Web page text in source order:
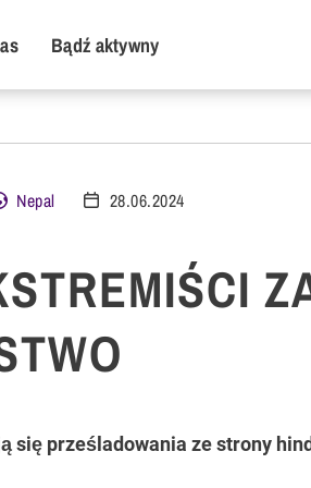
Bądź aktywny
Nepal 28.06.2024
się prześladowania ze strony